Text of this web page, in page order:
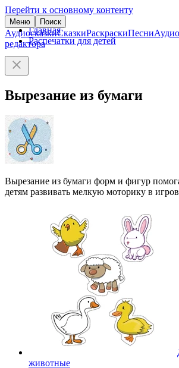
Перейти к основному контенту
Меню Поиск
АудиосказкиСказкиРаскраскиПесни
редактора
Главная
Распечатки для детей
Вырезание из бумаги
Вырезание из бумаги форм и фигур
детям развивать мелкую моторику в
животные